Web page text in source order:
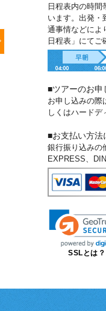
日程表内の時
います。出発・
通事情などによ
日程表」にてご
■ツアーのお申
お申し込みの際
しくはハードデ
■お支払い方法
銀行振り込みの
EXPRESS、
SSLとは？